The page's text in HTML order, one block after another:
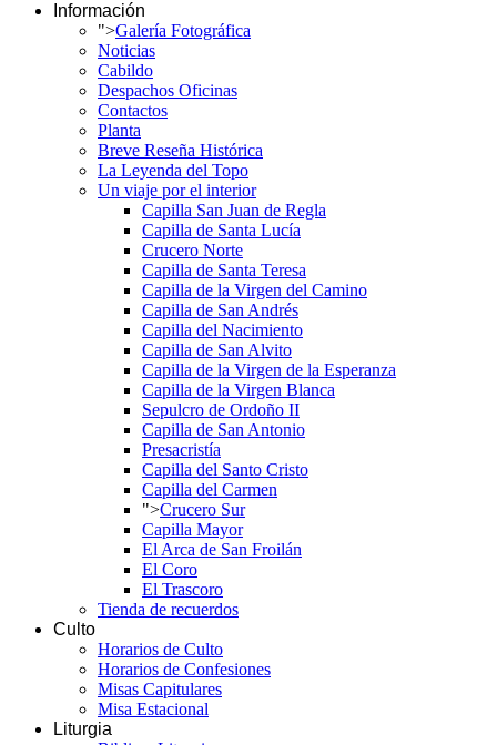
Información
">Galería Fotográfica
Noticias
Cabildo
Despachos Oficinas
Contactos
Planta
Breve Reseña Histórica
La Leyenda del Topo
Un viaje por el interior
Capilla San Juan de Regla
Capilla de Santa Lucía
Crucero Norte
Capilla de Santa Teresa
Capilla de la Virgen del Camino
Capilla de San Andrés
Capilla del Nacimiento
Capilla de San Alvito
Capilla de la Virgen de la Esperanza
Capilla de la Virgen Blanca
Sepulcro de Ordoño II
Capilla de San Antonio
Presacristía
Capilla del Santo Cristo
Capilla del Carmen
">Crucero Sur
Capilla Mayor
El Arca de San Froilán
El Coro
El Trascoro
Tienda de recuerdos
Culto
Horarios de Culto
Horarios de Confesiones
Misas Capitulares
Misa Estacional
Liturgia